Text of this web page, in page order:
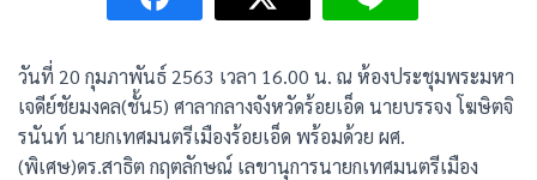
วันที่ 20 กุมภาพันธ์ 2563 เวลา 16.00 น. ณ ห้องประชุมพระมหา
เจดีย์ชัยมงคล(ชั้น5) ศาลากลางจังหวัดร้อยเอ็ด นายบรรจง โฆษิตจิ
รนันท์ นายกเทศมนตรีเมืองร้อยเอ็ด พร้อมด้วย ผศ.
(พิเศษ)ดร.สาธิต กฤตลักษณ์ เลขานุการนายกเทศมนตรีเมือง